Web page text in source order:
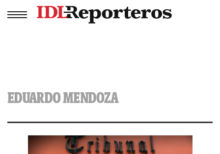
EDUARDO MENDOZA